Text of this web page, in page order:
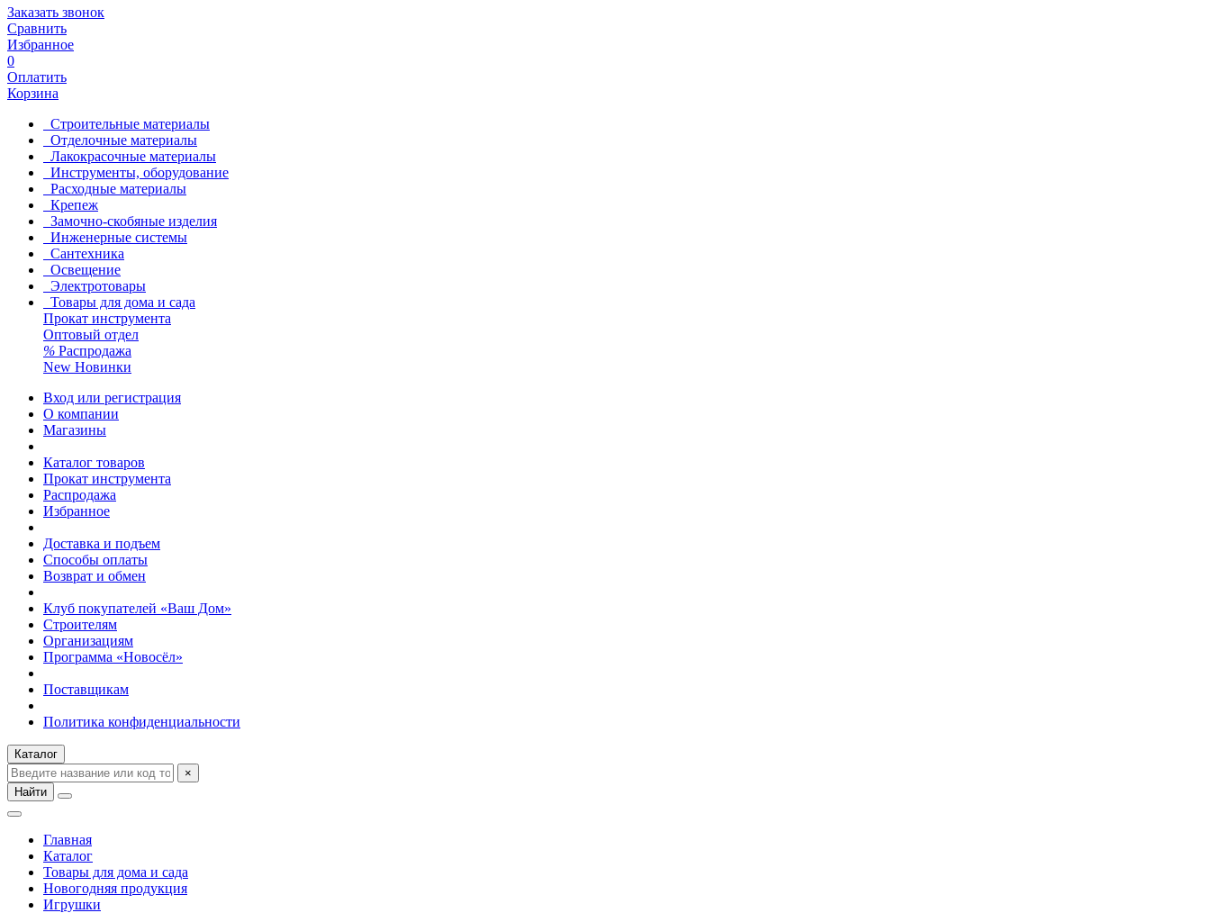
Заказать звонок
Сравнить
Избранное
0
Оплатить
Корзина
Строительные материалы
Отделочные материалы
Лакокрасочные материалы
Инструменты, оборудование
Расходные материалы
Крепеж
Замочно-скобяные изделия
Инженерные системы
Сантехника
Освещение
Электротовары
Товары для дома и сада
Прокат инструмента
Оптовый отдел
% Распродажа
New Новинки
Вход или регистрация
О компании
Магазины
Каталог товаров
Прокат инструмента
Распродажа
Избранное
Доставка и подъем
Способы оплаты
Возврат и обмен
Клуб покупателей «Ваш Дом»
Строителям
Организациям
Программа «Новосёл»
Поставщикам
Политика конфиденциальности
Каталог
×
Найти
Главная
Каталог
Товары для дома и сада
Новогодняя продукция
Игрушки